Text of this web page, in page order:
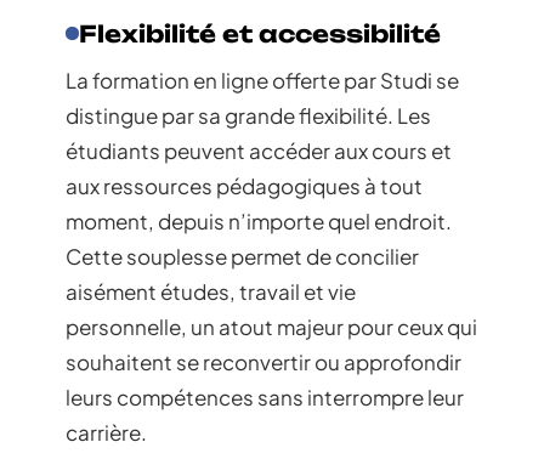
Flexibilité et accessibilité
La formation en ligne offerte par Studi se
distingue par sa grande flexibilité. Les
étudiants peuvent accéder aux cours et
aux ressources pédagogiques à tout
moment, depuis n’importe quel endroit.
Cette souplesse permet de concilier
aisément études, travail et vie
personnelle, un atout majeur pour ceux qui
souhaitent se reconvertir ou approfondir
leurs compétences sans interrompre leur
carrière.